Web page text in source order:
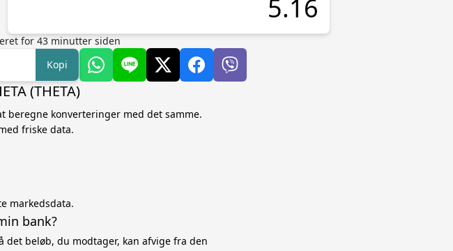
for 43 minutter siden
Kopi
(THETA)
beregne konverteringer med det samme.
friske data.
markedsdata.
bank?
beløb, du modtager, kan afvige fra den